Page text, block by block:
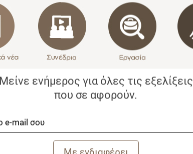
προοπτικό σχεδιασμό και 2 κύματα συλλογής
ήταν φοιτητές που τυχαία κατανεμήθηκαν είτε
ηλικίας 23,92, 68,4% γυναίκες) είτε στην
23,1, 72.8% γυναίκες). Διερευνήθηκαν
συστατικά της θεωρίας της προσωρινής
Μια εβδομάδα αργότερα αξιολογήθηκε
αυτορρύθμισης ερμηνεύουν σημαντικό
Μείνε ενήμερος για όλες τις εξελίξεις
που σε αφορούν.